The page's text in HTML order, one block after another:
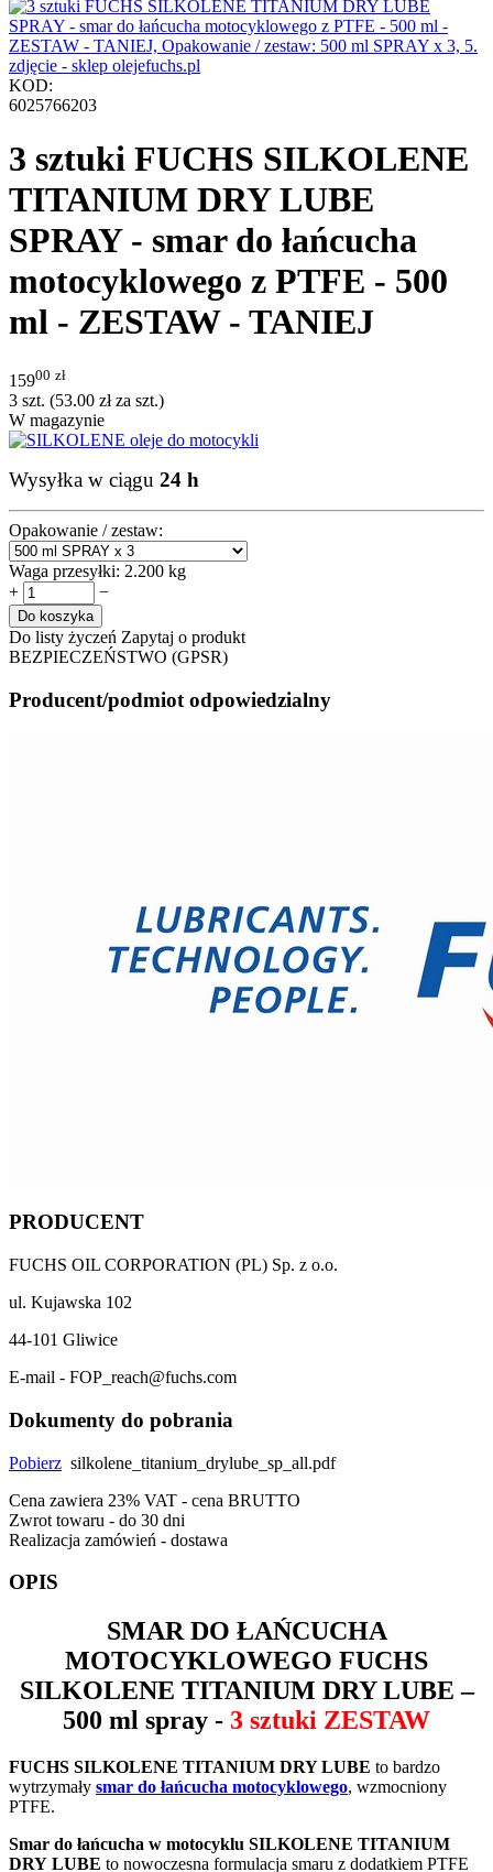
KOD:
6025766203
3 sztuki FUCHS SILKOLENE
TITANIUM DRY LUBE
SPRAY - smar do łańcucha
motocyklowego z PTFE - 500
ml - ZESTAW - TANIEJ
15900 zł
3 szt. (53.00 złza szt.)
W magazynie
Wysyłka w ciągu 24 h
Opakowanie / zestaw:
Waga przesyłki: 2.200 kg
+
−
Do koszyka
Do listy życzeń Zapytaj o produkt
BEZPIECZEŃSTWO (GPSR)
Producent/podmiot odpowiedzialny
PRODUCENT
FUCHS OIL CORPORATION (PL) Sp. z o.o.
ul. Kujawska 102
44-101 Gliwice
E-mail - FOP_reach@fuchs.com
Dokumenty do pobrania
Pobierz silkolene_titanium_drylube_sp_all.pdf
Cena zawiera 23% VAT - cena BRUTTO
Zwrot towaru - do 30 dni
Realizacja zamówień - dostawa
OPIS
SMAR DO ŁAŃCUCHA
MOTOCYKLOWEGO FUCHS
SILKOLENE TITANIUM DRY LUBE –
500 ml spray - 3 sztuki ZESTAW
FUCHS SILKOLENE TITANIUM DRY LUBE to bardzo
wytrzymały smar do łańcucha motocyklowego, wzmocniony
PTFE.
Smar do łańcucha w motocyklu SILKOLENE TITANIUM
DRY LUBE to nowoczesna formulacja smaru z dodatkiem PTFE